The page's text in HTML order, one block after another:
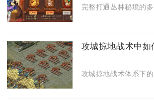
完整打通丛林秘境的
攻城掠地战术中如
攻城掠地战术体系下